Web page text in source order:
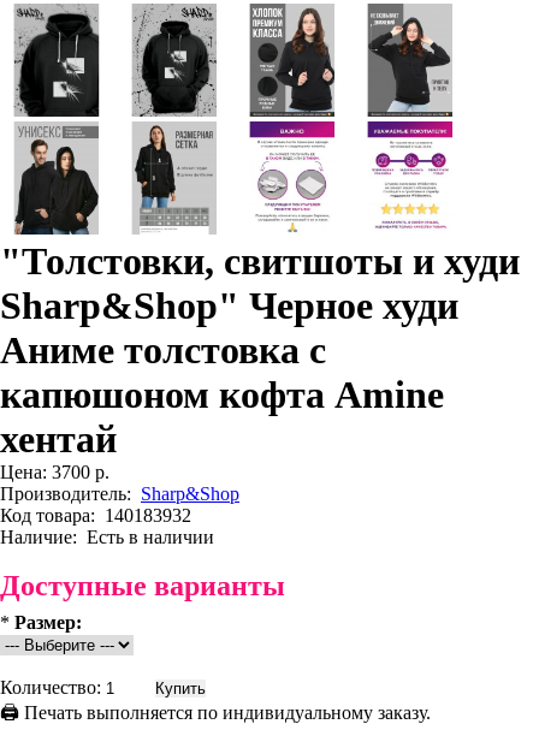
"Толстовки, свитшоты и худи
Sharp&Shop" Черное худи
Аниме толстовка с
капюшоном кофта Amine
хентай
Цена: 3700 р.
Производитель: Sharp&Shop
Код товара: 140183932
Наличие: Есть в наличии
Доступные варианты
* Размер:
Количество:
🖨 Печать выполняется по индивидуальному заказу.